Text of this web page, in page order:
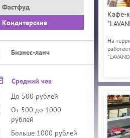
Фастфуд
Кондитерские
Бизнес-ланч
Средний чек
До 500 рублей
От 500 до 1000
рублей
Больше 1000 рублей
Кафе-
На